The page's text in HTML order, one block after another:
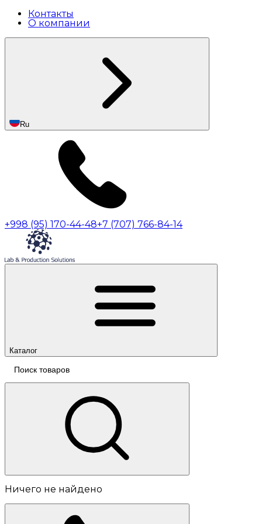
Контакты
О компании
Ru
+998 (95) 170-44-48+7 (707) 766-84-14
Каталог
Ничего не найдено